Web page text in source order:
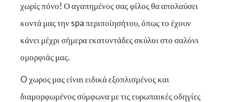
χωρίς πόνο! Ο αγαπημένος σας φίλος θα απολαύσει
κοντά μας την spa περιποίησήτου, όπως το έχουν
κάνει μέχρι σήμερα εκατοντάδες σκύλοι στο σαλόνι
ομορφιάς μας.
O χωρος μας είναι ειδικά εξοπλισμένος και
διαμορφωμένος σύμφωνα με τις ευρωπαικές οδηγίες